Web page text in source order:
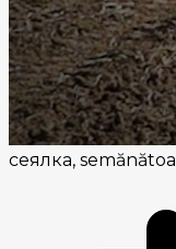
сеялка,